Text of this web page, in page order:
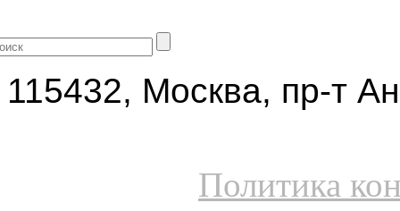
115432, Москва, пр-т
Политика